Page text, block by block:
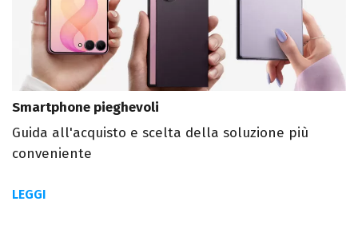
Smartphone pieghevoli
Guida all'acquisto e scelta della soluzione più
conveniente
LEGGI